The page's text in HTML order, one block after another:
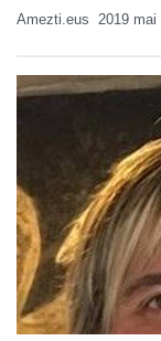
Amezti.eus 2019 mai